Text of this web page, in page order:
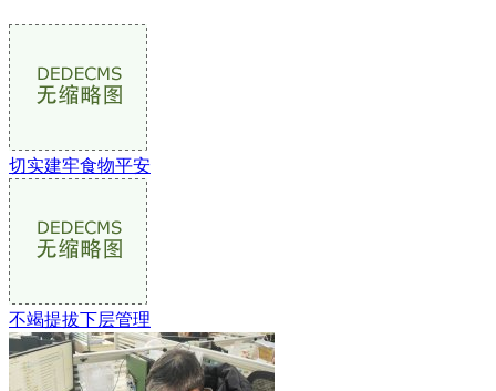
切实建牢食物平安
不竭提拔下层管理